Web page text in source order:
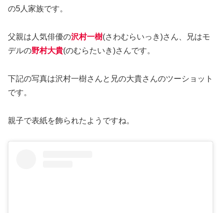
の5人家族です。
父親は人気俳優の沢村一樹(さわむらいっき)さん、兄はモ
デルの野村大貴(のむらたいき)さんです。
下記の写真は沢村一樹さんと兄の大貴さんのツーショット
です。
親子で表紙を飾られたようですね。